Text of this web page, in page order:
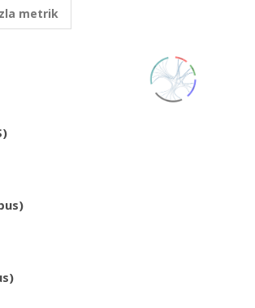
metrik